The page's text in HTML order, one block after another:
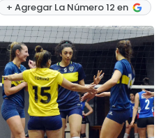
+ Agregar La Número 12 en